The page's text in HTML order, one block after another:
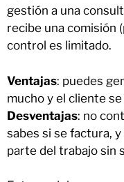
gestión a una
recibe una comisión
control es limitado.
Ventajas: puedes
mucho y el cliente
Desventajas: no
sabes si se factura,
parte del trabajo sin